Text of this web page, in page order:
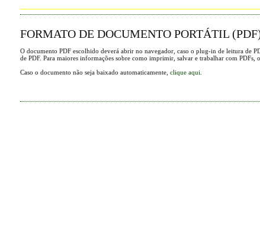
FORMATO DE DOCUMENTO PORTÁTIL
O documento PDF escolhido deverá abrir no navegador, caso o plug-in de leitura de
de PDF. Para maiores informações sobre como imprimir, salvar e trabalhar com PDFs,
Caso o documento não seja baixado automaticamente, clique aqui